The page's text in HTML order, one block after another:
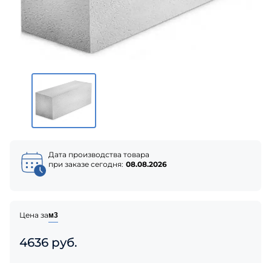
Дата производства товара
при заказе сегодня: 08.08.2026
Цена зам3
4636 руб.